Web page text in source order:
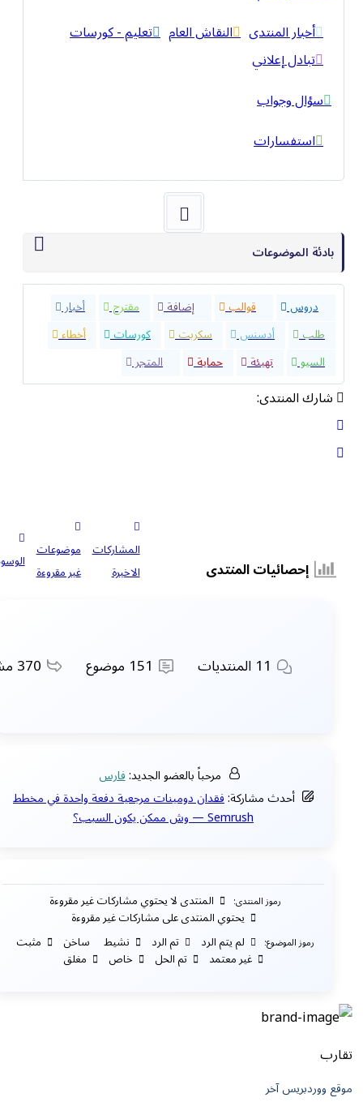
أخبار المنتدى النقاش العام تعليم - كورسات
تبادل إعلاني
سؤال وجواب
استفسارات
بادئة الموضوعات
دروس قوالب إضافة مقترح
أخبار
طلب أدسنس سكربت كورسات
أخطاء
السيو تهيئة حماية المتجر
شارك المنتدى:
إحصائيات المنتدى
المشاركات
الاخيرة
موضوعات
غير مقروءة
الوسوم
11 المنتديات 151موضوع 370
مرحباً بالعضو الجديد:فارس
أحدث مشاركة:فقدان دومينات مرجعية دفعة واحدة في مخطط
Semrush — وش ممكن يكون السبب؟
رموز المنتدى: المنتدى لا يحتوي مشاركات غير مقروءة
يحتوي المنتدى على مشاركات غير مقروءة
رموز الموضوع: لم يتم الرد تم الرد نشيط ساخن مثبت
غير معتمد تم الحل خاص مغلق
تقارب
موقع ووردبريس آخر